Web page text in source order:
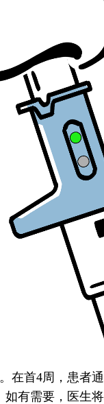
在首4周，患者
有需要，医生